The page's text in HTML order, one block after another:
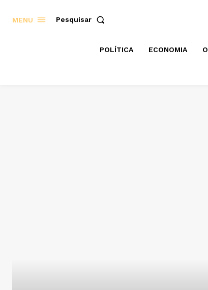
MENU Pesquisar
POLÍTICA ECONOMIA